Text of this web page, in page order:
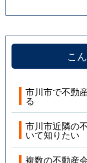
こ
市川市で不動
る
市川市近隣の
いて知りたい
複数の不動産